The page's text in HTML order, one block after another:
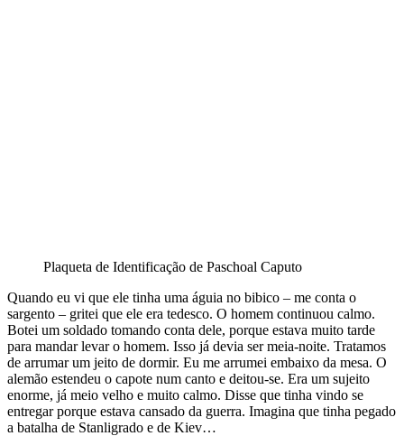
Plaqueta de Identificação de Paschoal Caputo
Quando eu vi que ele tinha uma águia no bibico – me conta o
sargento – gritei que ele era tedesco. O homem continuou calmo.
Botei um soldado tomando conta dele, porque estava muito tarde
para mandar levar o homem. Isso já devia ser meia-noite. Tratamos
de arrumar um jeito de dormir. Eu me arrumei embaixo da mesa. O
alemão estendeu o capote num canto e deitou-se. Era um sujeito
enorme, já meio velho e muito calmo. Disse que tinha vindo se
entregar porque estava cansado da guerra. Imagina que tinha pegado
a batalha de Stanligrado e de Kiev…